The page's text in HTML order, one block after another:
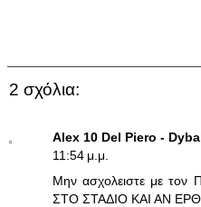
2 σχόλια:
Alex 10 Del Piero -
11:54 μ.μ.
Μην ασχολειστε με τον
ΣΤΟ ΣΤΑΔΙΟ ΚΑΙ ΑΝ